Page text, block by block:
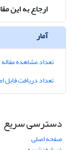
ارجاع به این
آمار
تعداد مشاهده مقاله
تعداد دریافت فایل
دسترسی سریع
صفحه اصلی